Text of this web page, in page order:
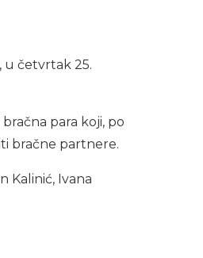
u četvrtak 25.
para koji, po
bračne partnere.
Kalinić, Ivana